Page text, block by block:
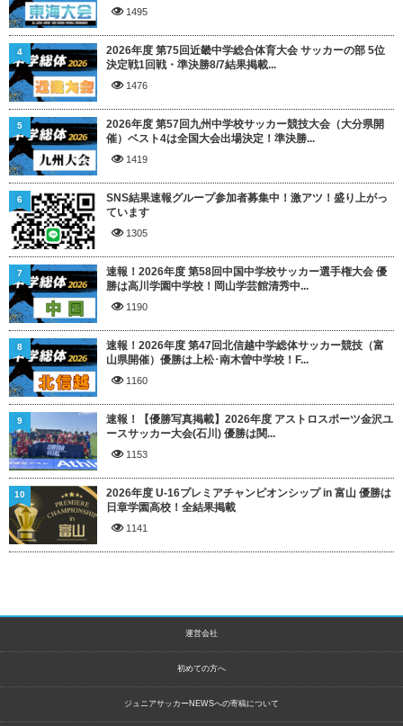
1495
2026年度 第75回近畿中学総合体育大会 サッカーの部 5位
決定戦1回戦・準決勝8/7結果掲載...
1476
4
2026年度 第57回九州中学校サッカー競技大会（大分県開
催）ベスト4は全国大会出場決定！準決勝...
1419
5
SNS結果速報グループ参加者募集中！激アツ！盛り上がっ
ています
1305
6
速報！2026年度 第58回中国中学校サッカー選手権大会 優
勝は高川学園中学校！岡山学芸館清秀中...
1190
7
速報！2026年度 第47回北信越中学総体サッカー競技（富
山県開催）優勝は上松･南木曽中学校！F...
1160
8
速報！【優勝写真掲載】2026年度 アストロスポーツ金沢ユ
ースサッカー大会(石川) 優勝は関...
1153
9
2026年度 U-16プレミアチャンピオンシップ in 富山 優勝は
日章学園高校！全結果掲載
1141
10
運営会社
初めての方へ
ジュニアサッカーNEWSへの寄稿について